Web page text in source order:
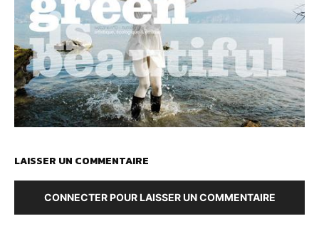
LAISSER UN COMMENTAIRE
CONNECTER POUR LAISSER UN COMMENTAIRE